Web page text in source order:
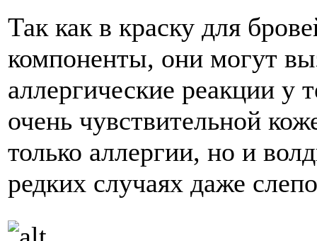
Так как в краску для
компоненты, они могут
аллергические реакции у
очень чувствительной
только аллергии, но и
редких случаях даже